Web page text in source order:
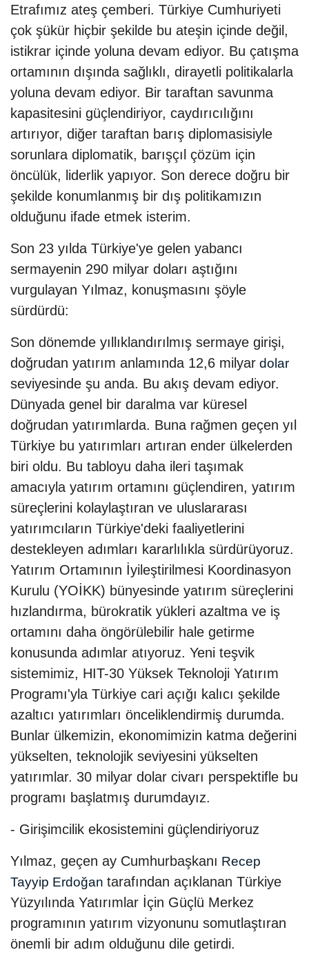
Etrafımız ateş çemberi. Türkiye Cumhuriyeti
çok şükür hiçbir şekilde bu ateşin içinde değil,
istikrar içinde yoluna devam ediyor. Bu çatışma
ortamının dışında sağlıklı, dirayetli politikalarla
yoluna devam ediyor. Bir taraftan savunma
kapasitesini güçlendiriyor, caydırıcılığını
artırıyor, diğer taraftan barış diplomasisiyle
sorunlara diplomatik, barışçıl çözüm için
öncülük, liderlik yapıyor. Son derece doğru bir
şekilde konumlanmış bir dış politikamızın
olduğunu ifade etmek isterim.
Son 23 yılda Türkiye'ye gelen yabancı
sermayenin 290 milyar doları aştığını
vurgulayan Yılmaz, konuşmasını şöyle
sürdürdü:
Son dönemde yıllıklandırılmış sermaye girişi,
doğrudan yatırım anlamında 12,6 milyar dolar
seviyesinde şu anda. Bu akış devam ediyor.
Dünyada genel bir daralma var küresel
doğrudan yatırımlarda. Buna rağmen geçen yıl
Türkiye bu yatırımları artıran ender ülkelerden
biri oldu. Bu tabloyu daha ileri taşımak
amacıyla yatırım ortamını güçlendiren, yatırım
süreçlerini kolaylaştıran ve uluslararası
yatırımcıların Türkiye'deki faaliyetlerini
destekleyen adımları kararlılıkla sürdürüyoruz.
Yatırım Ortamının İyileştirilmesi Koordinasyon
Kurulu (YOİKK) bünyesinde yatırım süreçlerini
hızlandırma, bürokratik yükleri azaltma ve iş
ortamını daha öngörülebilir hale getirme
konusunda adımlar atıyoruz. Yeni teşvik
sistemimiz, HIT-30 Yüksek Teknoloji Yatırım
Programı'yla Türkiye cari açığı kalıcı şekilde
azaltıcı yatırımları önceliklendirmiş durumda.
Bunlar ülkemizin, ekonomimizin katma değerini
yükselten, teknolojik seviyesini yükselten
yatırımlar. 30 milyar dolar civarı perspektifle bu
programı başlatmış durumdayız.
- Girişimcilik ekosistemini güçlendiriyoruz
Yılmaz, geçen ay Cumhurbaşkanı Recep
Tayyip Erdoğan tarafından açıklanan Türkiye
Yüzyılında Yatırımlar İçin Güçlü Merkez
programının yatırım vizyonunu somutlaştıran
önemli bir adım olduğunu dile getirdi.